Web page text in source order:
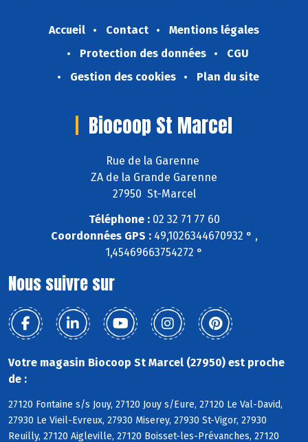
Accueil Contact
Mentions légales
Protection des données
CGU
Gestion des cookies
Plan du site
Biocoop St Marcel
Rue de la Garenne
ZA de la Grande Garenne
27950 St-Marcel
Téléphone :02 32 71 77 60
Coordonnées GPS :49,1026344670932 ° ,
1,45469663754272 °
Nous suivre sur
Votre magasin Biocoop St Marcel (27950) est proche
de :
27120 Fontaine s/s Jouy, 27120 Jouy s/Eure, 27120 Le Val-David,
27930 Le Vieil-Evreux, 27930 Miserey, 27930 St-Vigor, 27930
Reuilly, 27120 Aigleville, 27120 Boisset-les-Prévanches, 27120